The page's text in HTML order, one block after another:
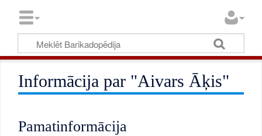
Informācija par "Aivars Āķis"
Pamatinformācija